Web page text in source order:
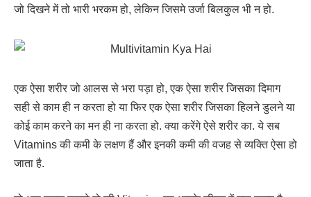
जो दिखने में तो भारी भरकम हो, लेकिन जिसमे उर्जा बिलकुल भी न हो.
एक ऐसा शरीर जो आलस से भरा पड़ा हो, एक ऐसा शरीर जिसका दिमाग
सही से काम ही न करता हो या फिर एक ऐसा शरीर जिसका हिलने डुलने या
कोई काम करने का मन ही ना करता हो. क्या करेंगे ऐसे शरीर का. ये सब
Vitamins की कमी के लक्षण हैं और इनकी कमी की वजह से व्यक्ति ऐसा हो
जाता है.